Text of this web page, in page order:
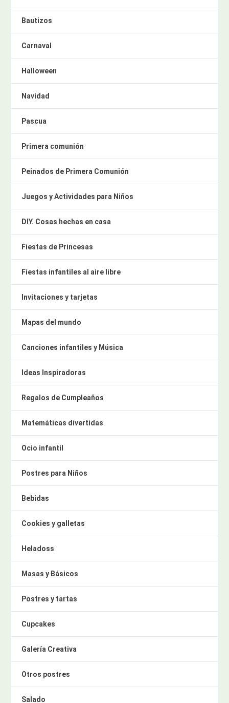
Bautizos
Carnaval
Halloween
Navidad
Pascua
Primera comunión
Peinados de Primera Comunión
Juegos y Actividades para Niños
DIY. Cosas hechas en casa
Fiestas de Princesas
Fiestas infantiles al aire libre
Invitaciones y tarjetas
Mapas del mundo
Canciones infantiles y Música
Ideas Inspiradoras
Regalos de Cumpleaños
Matemáticas divertidas
Ocio infantil
Postres para Niños
Bebidas
Cookies y galletas
Heladoss
Masas y Básicos
Postres y tartas
Cupcakes
Galería Creativa
Otros postres
Salado